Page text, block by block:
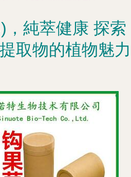
，純萃健康 探索
取物的植物魅力